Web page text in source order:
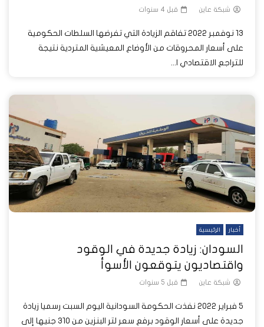
شبكة عاين قبل 4 سنوات
13 نوفمبر 2022 تفاقم الزيادة التي تفرضها السلطات الحكومية
على أسعار المحروقات من الأوضاع المعيشية المتردية نتيجة
للتراجع الاقتصادي ا...
أخبار الرئيسية
السودان: زيادة جديدة في الوقود
واقتصاديون يتوقعون الأسوأ
شبكة عاين قبل 5 سنوات
5 فبراير 2022 نفذت الحكومة السودانية اليوم السبت رسميا زيادة
جديدة على أسعار الوقود برفع سعر لتر البنزين من 310 جنيها إلى